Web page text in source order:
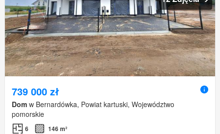
739 000 zł
Dom w Bernardówka, Powiat kartuski, Województwo
pomorskie
6 146 m²